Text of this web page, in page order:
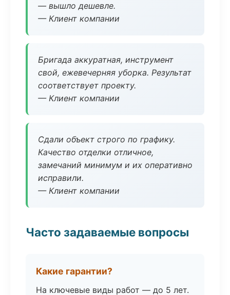
— вышло дешевле.
— Клиент компании
Бригада аккуратная, инструмент
свой, ежевечерняя уборка. Результат
соответствует проекту.
— Клиент компании
Сдали объект строго по графику.
Качество отделки отличное,
замечаний минимум и их оперативно
исправили.
— Клиент компании
Часто задаваемые вопросы
Какие гарантии?
На ключевые виды работ — до 5 лет.